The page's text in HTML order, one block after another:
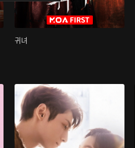
귀녀